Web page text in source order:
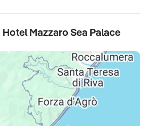
palivový príplatok.
nezahŕňa
poistenie a pobytovú taxu.
platí priamo na mieste v ubytovacom
v prvý alebo v posledný deň pobytu.
taxy závisí od kategórie ubytovania,
vo výške 2,00 - 10,00
Mazzaro Sea Palace